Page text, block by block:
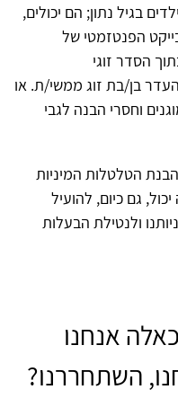
בגיל נתון; הם יכולים,
הפנטזמטי של
הסדר זוגי
בן/בת זוג ממשי/ת. או
וחסרי הבנה לגבי
הטלטלות המיניות
גם כיום, להועיל
ולנטילת הבעלות
אנחנו
השתחררנו?